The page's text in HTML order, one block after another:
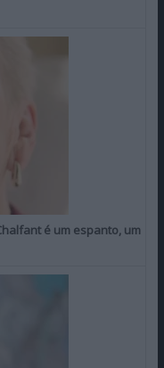
é um espanto, um